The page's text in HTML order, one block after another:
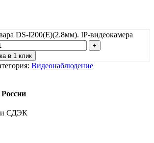
DS-I200(E)(2.8мм). IP-видеокамера
в 1 клик
Видеонаблюдение
СДЭК